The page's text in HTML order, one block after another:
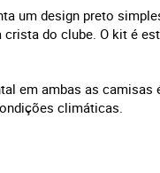
um design preto
crista do clube. O kit é
em ambas as
climáticas.